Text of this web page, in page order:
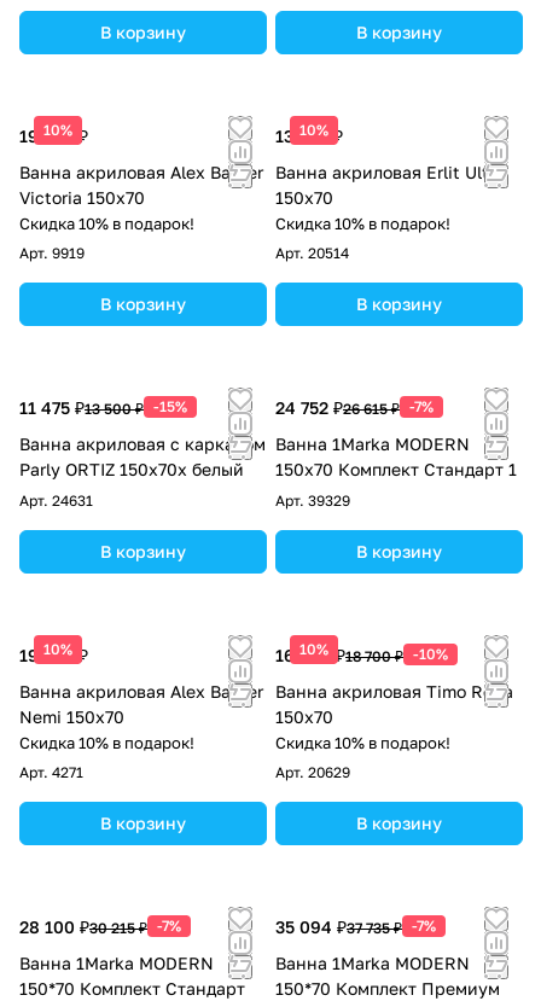
В корзину В корзину
10%
19 032 ₽
Ванна акриловая Alex Baitler
Victoria 150x70
Скидка 10% в подарок!
Арт. 9919
В корзину
10%
13 632 ₽
Ванна акриловая Erlit Ultra
150x70
Скидка 10% в подарок!
Арт. 20514
В корзину
11 475 ₽13 500 ₽ -15%
Ванна акриловая с каркасом
Parly ORTIZ 150x70x белый
Арт. 24631
В корзину
24 752 ₽26 615 ₽ -7%
Ванна 1Marka MODERN
150х70 Комплект Стандарт 1
Арт. 39329
В корзину
10%
19 419 ₽
Ванна акриловая Alex Baitler
Nemi 150x70
Скидка 10% в подарок!
Арт. 4271
В корзину
10%
16 830 ₽18 700 ₽ -10%
Ванна акриловая Timo Roha
150x70
Скидка 10% в подарок!
Арт. 20629
В корзину
28 100 ₽30 215 ₽ -7%
Ванна 1Marka MODERN
150*70 Комплект Стандарт
35 094 ₽37 735 ₽ -7%
Ванна 1Marka MODERN
150*70 Комплект Премиум